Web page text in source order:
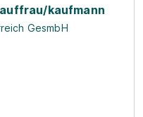
kaufmann
GesmbH